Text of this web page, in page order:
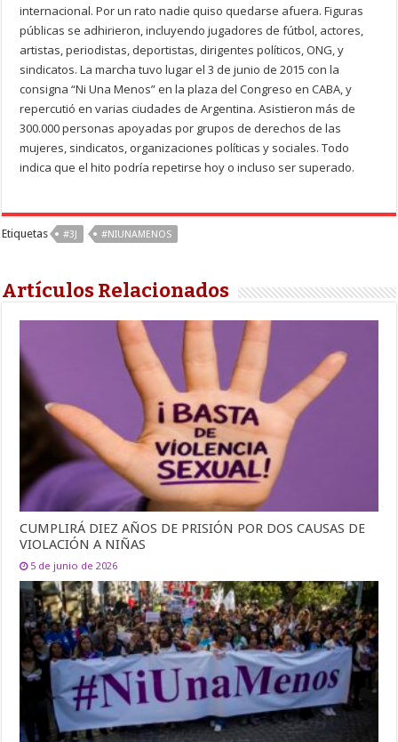
internacional. Por un rato nadie quiso quedarse afuera. Figuras
públicas se adhirieron, incluyendo jugadores de fútbol, actores,
artistas, periodistas, deportistas, dirigentes políticos, ONG, y
sindicatos. La marcha tuvo lugar el 3 de junio de 2015 con la
consigna “Ni Una Menos” en la plaza del Congreso en CABA, y
repercutió en varias ciudades de Argentina. Asistieron más de
300.000 personas apoyadas por grupos de derechos de las
mujeres, sindicatos, organizaciones políticas y sociales. Todo
indica que el hito podría repetirse hoy o incluso ser superado.
Etiquetas #3J #NIUNAMENOS
Artículos Relacionados
CUMPLIRÁ DIEZ AÑOS DE PRISIÓN POR DOS CAUSAS DE
VIOLACIÓN A NIÑAS
5 de junio de 2026